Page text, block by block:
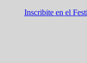
Inscribite en el